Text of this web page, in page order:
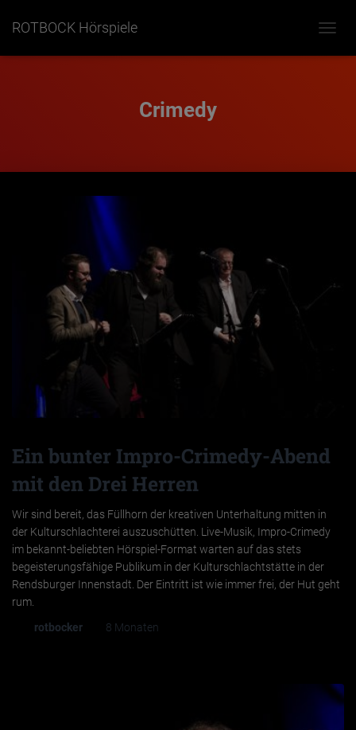
ROTBOCK Hörspiele
Crimedy
Ein bunter Impro-Crimedy-Abend
mit den Drei Herren
Wir sind bereit, das Füllhorn der kreativen Unterhaltung mitten in
der Kulturschlachterei auszuschütten. Live-Musik, Impro-Crimedy
im bekannt-beliebten Hörspiel-Format warten auf das stets
begeisterungsfähige Publikum in der Kulturschlachtstätte in der
Rendsburger Innenstadt. Der Eintritt ist wie immer frei, der Hut geht
rum.
rotbocker 8 Monaten